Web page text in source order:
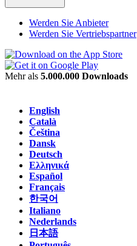
Werden Sie Anbieter
Werden Sie Vertriebspartner
Mehr als 5.000.000 Downloads
English
Català
Čeština
Dansk
Deutsch
Ελληνικά
Español
Français
한국어
Italiano
Nederlands
日本語